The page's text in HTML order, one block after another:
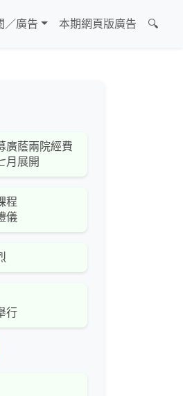
／廣告 本期網頁版廣告 🔍
蔭兩院經費
月展開
程
儀
行